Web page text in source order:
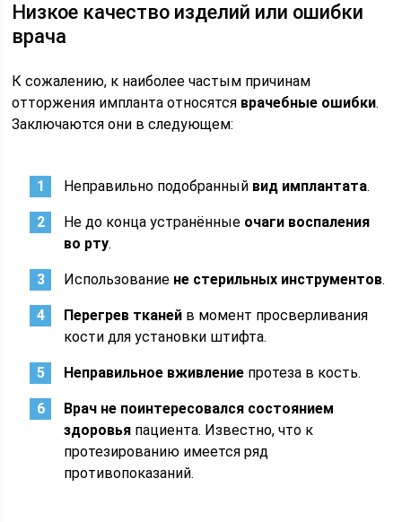
Низкое качество изделий или ошибки
врача
К сожалению, к наиболее частым причинам
отторжения импланта относятся врачебные ошибки.
Заключаются они в следующем:
Неправильно подобранный вид имплантата.
Не до конца устранённые очаги воспаления
во рту.
Использование не стерильных инструментов.
Перегрев тканей в момент просверливания
кости для установки штифта.
Неправильное вживление протеза в кость.
Врач не поинтересовался состоянием
здоровья пациента. Известно, что к
протезированию имеется ряд
противопоказаний.